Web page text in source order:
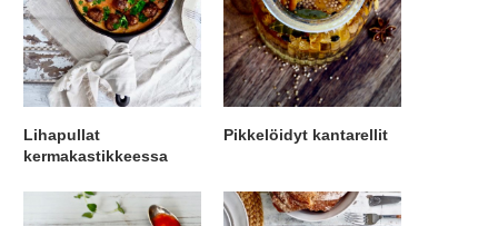
Lihapullat
kermakastikkeessa
Pikkelöidyt kantarellit